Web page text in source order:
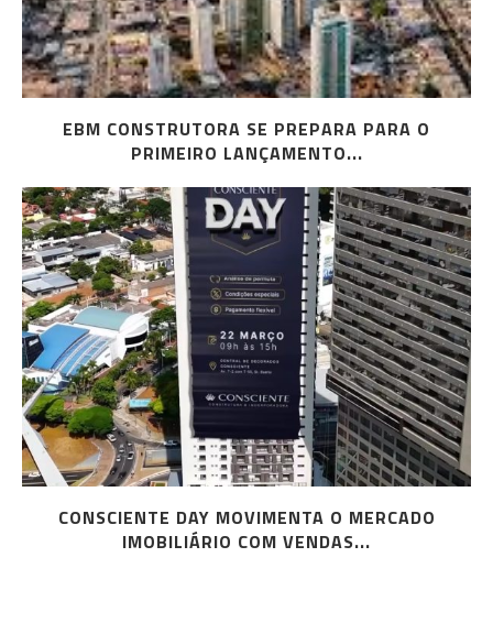
EBM CONSTRUTORA SE PREPARA PARA O
PRIMEIRO LANÇAMENTO...
CONSCIENTE DAY MOVIMENTA O MERCADO
IMOBILIÁRIO COM VENDAS...